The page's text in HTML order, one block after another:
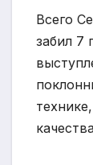
Всего
забил 7